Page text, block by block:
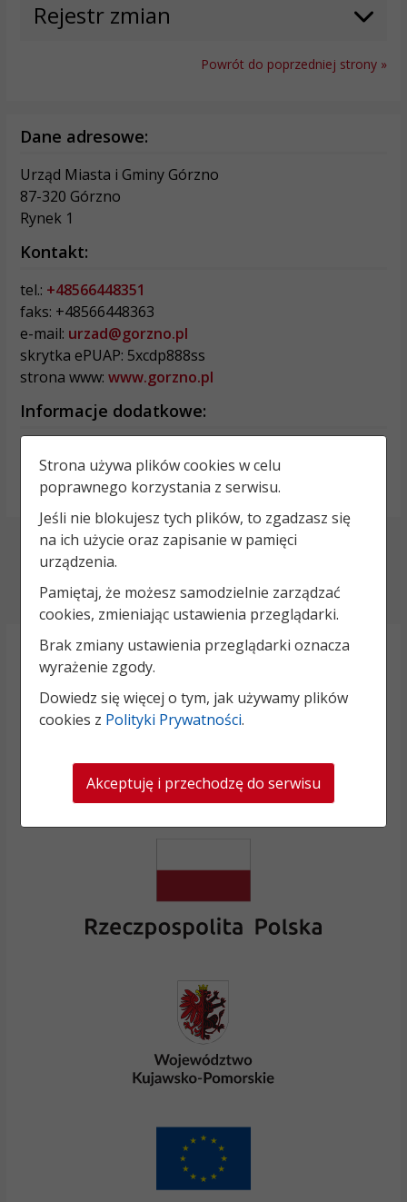
Rejestr zmian
Powrót do poprzedniej strony »
Dane adresowe:
Urząd Miasta i Gminy Górzno
87-320 Górzno
Rynek 1
Kontakt:
tel.: +48566448351
faks: +48566448363
e-mail: urzad@gorzno.pl
skrytka ePUAP: 5xcdp888ss
strona www: www.gorzno.pl
Informacje dodatkowe:
REGON: 871118419
Numer konta: 89 9484 1150 2213 1300 1007 0001
Deklaracja dostępności
Polityka prywatności
Strona używa plików cookies w celu
poprawnego korzystania z serwisu.
Jeśli nie blokujesz tych plików, to zgadzasz się
na ich użycie oraz zapisanie w pamięci
urządzenia.
Pamiętaj, że możesz samodzielnie zarządzać
cookies, zmieniając ustawienia przeglądarki.
Brak zmiany ustawienia przeglądarki oznacza
wyrażenie zgody.
Dowiedz się więcej o tym, jak używamy plików
cookies z Polityki Prywatności.
Akceptuję i przechodzę do serwisu